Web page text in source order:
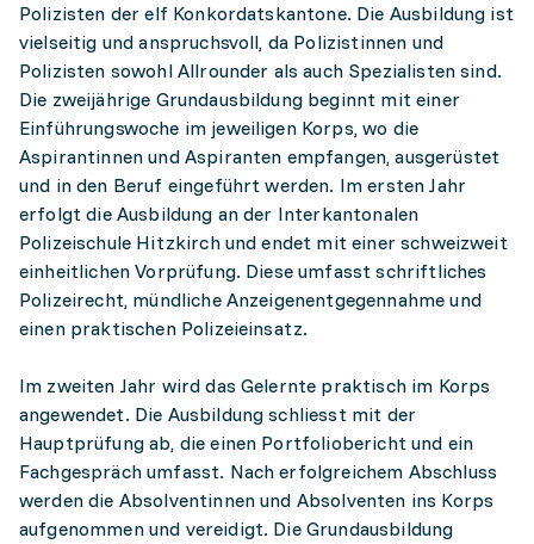
Polizisten der elf Konkordatskantone. Die Ausbildung ist
vielseitig und anspruchsvoll, da Polizistinnen und
Polizisten sowohl Allrounder als auch Spezialisten sind.
Die zweijährige Grundausbildung beginnt mit einer
Einführungswoche im jeweiligen Korps, wo die
Aspirantinnen und Aspiranten empfangen, ausgerüstet
und in den Beruf eingeführt werden. Im ersten Jahr
erfolgt die Ausbildung an der Interkantonalen
Polizeischule Hitzkirch und endet mit einer schweizweit
einheitlichen Vorprüfung. Diese umfasst schriftliches
Polizeirecht, mündliche Anzeigenentgegennahme und
einen praktischen Polizeieinsatz.
Im zweiten Jahr wird das Gelernte praktisch im Korps
angewendet. Die Ausbildung schliesst mit der
Hauptprüfung ab, die einen Portfoliobericht und ein
Fachgespräch umfasst. Nach erfolgreichem Abschluss
werden die Absolventinnen und Absolventen ins Korps
aufgenommen und vereidigt. Die Grundausbildung